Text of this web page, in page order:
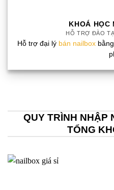
KHOÁ HỌC
HỖ TRỢ ĐÀO
Hỗ trợ đại lý bán nailbox
QUY TRÌNH NHẬP
TỔNG